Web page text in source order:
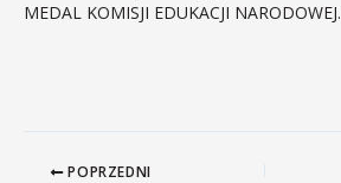
MEDAL KOMISJI EDUKACJI NARODOWEJ.
POPRZEDNI